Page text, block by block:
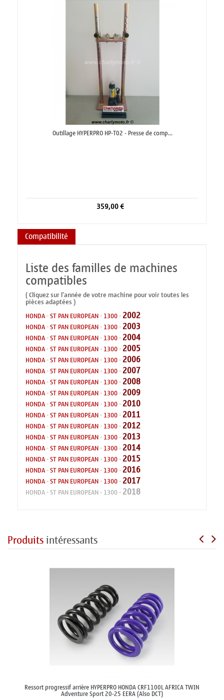
Outillage HYPERPRO HP-T02 - Presse de comp...
359,00 €
Compatibilité
Liste des familles de machines
compatibles
( Cliquez sur l'année de votre machine pour voir toutes les
pièces adaptées )
HONDA-ST PAN EUROPEAN-1300-2002
HONDA-ST PAN EUROPEAN-1300-2003
HONDA-ST PAN EUROPEAN-1300-2004
HONDA-ST PAN EUROPEAN-1300-2005
HONDA-ST PAN EUROPEAN-1300-2006
HONDA-ST PAN EUROPEAN-1300-2007
HONDA-ST PAN EUROPEAN-1300-2008
HONDA-ST PAN EUROPEAN-1300-2009
HONDA-ST PAN EUROPEAN-1300-2010
HONDA-ST PAN EUROPEAN-1300-2011
HONDA-ST PAN EUROPEAN-1300-2012
HONDA-ST PAN EUROPEAN-1300-2013
HONDA-ST PAN EUROPEAN-1300-2014
HONDA-ST PAN EUROPEAN-1300-2015
HONDA-ST PAN EUROPEAN-1300-2016
HONDA-ST PAN EUROPEAN-1300-2017
HONDA-ST PAN EUROPEAN-1300-2018
Produitsintéressants
Ressort progressif arrière HYPERPRO HONDA CRF1100L AFRICA TWIN
Adventure Sport 20-25 EERA (Also DCT)